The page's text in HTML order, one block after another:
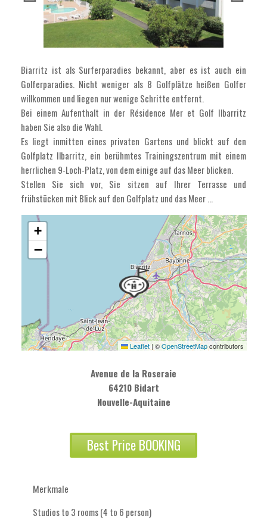
Biarritz ist als Surferparadies bekannt, aber es ist auch ein
Golferparadies. Nicht weniger als 8 Golfplätze heißen Golfer
willkommen und liegen nur wenige Schritte entfernt.
Bei einem Aufenthalt in der Résidence Mer et Golf Ilbarritz
haben Sie also die Wahl.
Es liegt inmitten eines privaten Gartens und blickt auf den
Golfplatz Ilbarritz, ein berühmtes Trainingszentrum mit einem
herrlichen 9-Loch-Platz, von dem einige auf das Meer blicken.
Stellen Sie sich vor, Sie sitzen auf Ihrer Terrasse und
frühstücken mit Blick auf den Golfplatz und das Meer …
+
−
Leaflet | ©OpenStreetMapcontributors
Avenue de la Roseraie
64210 Bidart
Nouvelle-Aquitaine
Best Price BOOKING
Merkmale
Studios to 3 rooms (4 to 6 person)